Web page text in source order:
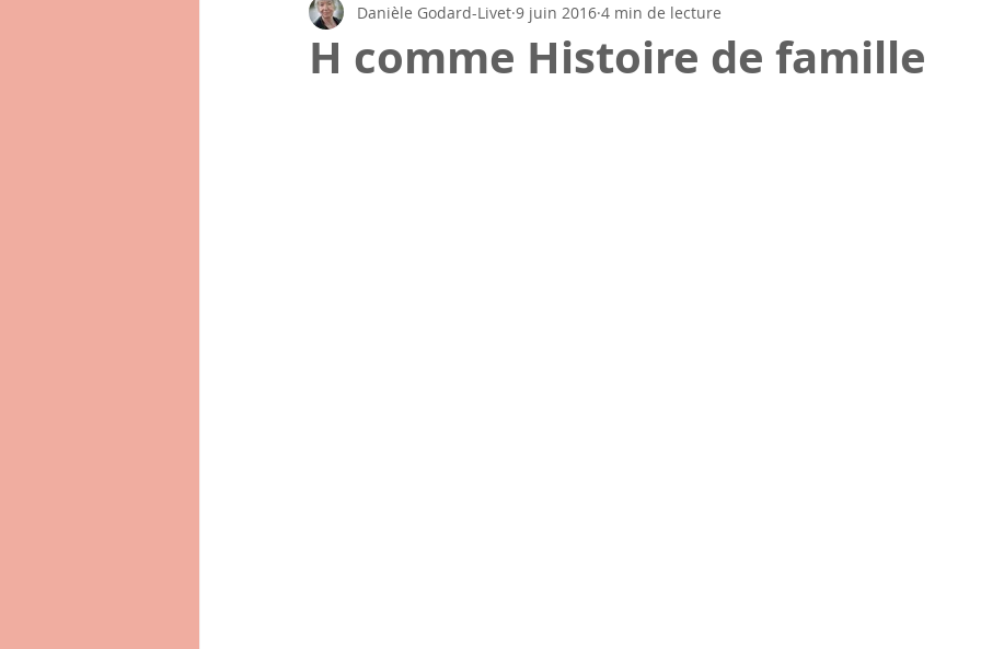
mon histoire familiale
H comme Histoire de famille
Danièle Godard-Livet 9 juin 2016 4 min de lecture